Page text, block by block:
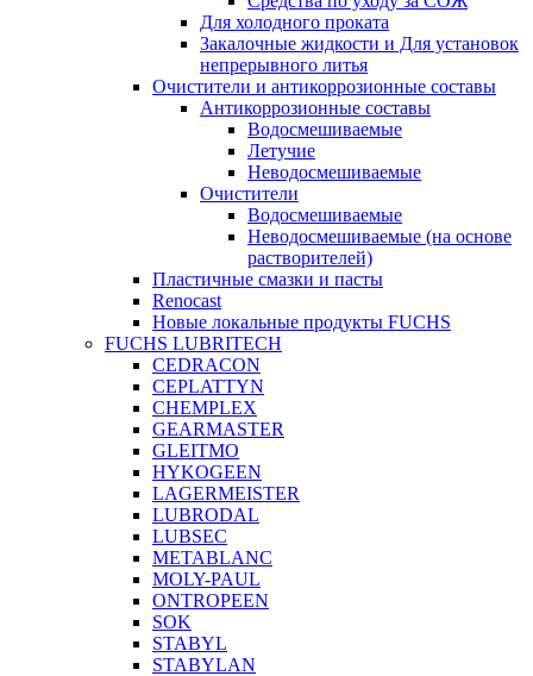
Для холодного проката
Закалочные жидкости и Для установок
непрерывного литья
Очистители и антикоррозионные составы
Антикоррозионные составы
Водосмешиваемые
Летучие
Неводосмешиваемые
Очистители
Водосмешиваемые
Неводосмешиваемые (на основе
растворителей)
Пластичные смазки и пасты
Renocast
Новые локальные продукты FUCHS
FUCHS LUBRITECH
CEDRACON
CEPLATTYN
CHEMPLEX
GEARMASTER
GLEITMO
HYKOGEEN
LAGERMEISTER
LUBRODAL
LUBSEC
METABLANC
MOLY-PAUL
ONTROPEEN
SOK
STABYL
STABYLAN